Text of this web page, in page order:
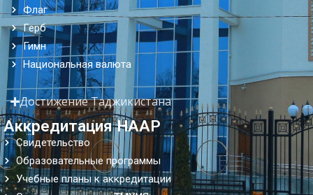
Флаг
Герб
Гимн
Национальная валюта
Достижение Таджикистана
Аккредитация НААР
Свидетельство
Образовательные программы
Учебные планы к аккредитации